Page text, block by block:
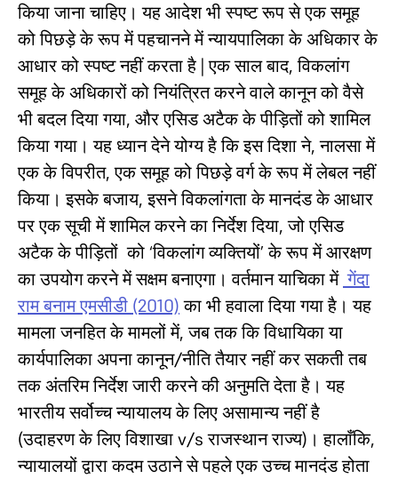
किया जाना चाहिए। यह आदेश भी स्पष्ट रूप से एक समूह
को पिछड़े के रूप में पहचानने में न्यायपालिका के अधिकार के
आधार को स्पष्ट नहीं करता है | एक साल बाद, विकलांग
समूह के अधिकारों को नियंत्रित करने वाले कानून को वैसे
भी बदल दिया गया, और एसिड अटैक के पीड़ितों को शामिल
किया गया। यह ध्यान देने योग्य है कि इस दिशा ने, नालसा में
एक के विपरीत, एक समूह को पिछड़े वर्ग के रूप में लेबल नहीं
किया। इसके बजाय, इसने विकलांगता के मानदंड के आधार
पर एक सूची में शामिल करने का निर्देश दिया, जो एसिड
अटैक के पीड़ितों को ‘विकलांग व्यक्तियों’ के रूप में आरक्षण
का उपयोग करने में सक्षम बनाएगा। वर्तमान याचिका में गेंदा
राम बनाम एमसीडी (2010)का भी हवाला दिया गया है। यह
मामला जनहित के मामलों में, जब तक कि विधायिका या
कार्यपालिका अपना कानून/नीति तैयार नहीं कर सकती तब
तक अंतरिम निर्देश जारी करने की अनुमति देता है। यह
भारतीय सर्वोच्च न्यायालय के लिए असामान्य नहीं है
(उदाहरण के लिए विशाखा v/s राजस्थान राज्य)। हालाँकि,
न्यायालयों द्वारा कदम उठाने से पहले एक उच्च मानदंड होता